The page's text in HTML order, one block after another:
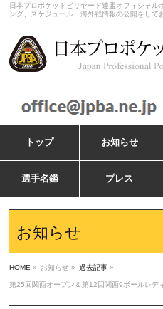
日本プロポケットビリヤード連盟オフィシャ
ング、スケジュール、海外戦情報の公開をして
トップ お知らせ
選手名鑑 プレス
お知らせ
HOME » お知らせ » 過去記事 »
第25回関西オープン＆第12回関西9ボールレデ